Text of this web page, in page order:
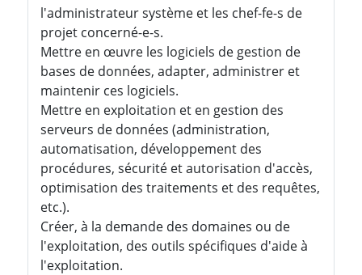
l'administrateur système et les chef-fe-s de
projet concerné-e-s.
Mettre en œuvre les logiciels de gestion de
bases de données, adapter, administrer et
maintenir ces logiciels.
Mettre en exploitation et en gestion des
serveurs de données (administration,
automatisation, développement des
procédures, sécurité et autorisation d'accès,
optimisation des traitements et des requêtes,
etc.).
Créer, à la demande des domaines ou de
l'exploitation, des outils spécifiques d'aide à
l'exploitation.